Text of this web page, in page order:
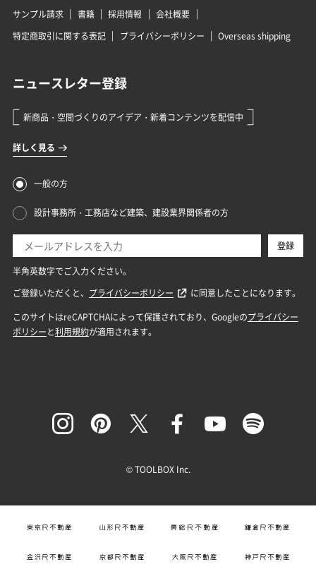
サンプル請求
書籍 採用情報
会社概要
特定商取引に関する表記
プライバシーポリシー Overseas shipping
© TOOLBOX Inc.